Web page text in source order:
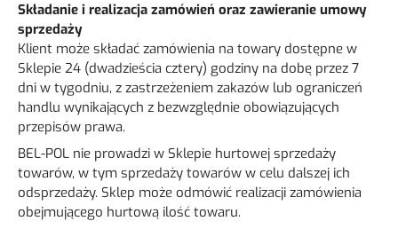
Składanie i realizacja zamówień oraz zawieranie umowy
sprzedaży
Klient może składać zamówienia na towary dostępne w
Sklepie 24 (dwadzieścia cztery) godziny na dobę przez 7
dni w tygodniu, z zastrzeżeniem zakazów lub ograniczeń
handlu wynikających z bezwzględnie obowiązujących
przepisów prawa.
BEL-POL nie prowadzi w Sklepie hurtowej sprzedaży
towarów, w tym sprzedaży towarów w celu dalszej ich
odsprzedaży. Sklep może odmówić realizacji zamówienia
obejmującego hurtową ilość towaru.